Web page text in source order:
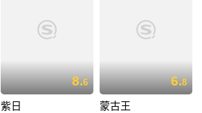
8.6
紫日
6.8
蒙古王